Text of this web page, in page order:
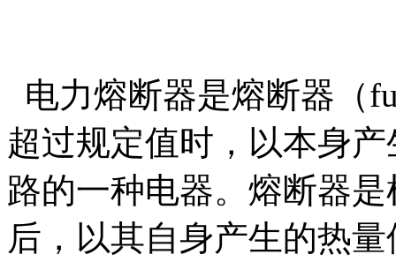
电力熔断器是熔断器（
超过规定值时，以本身
路的一种电器。熔断器
后，以其自身产生的热